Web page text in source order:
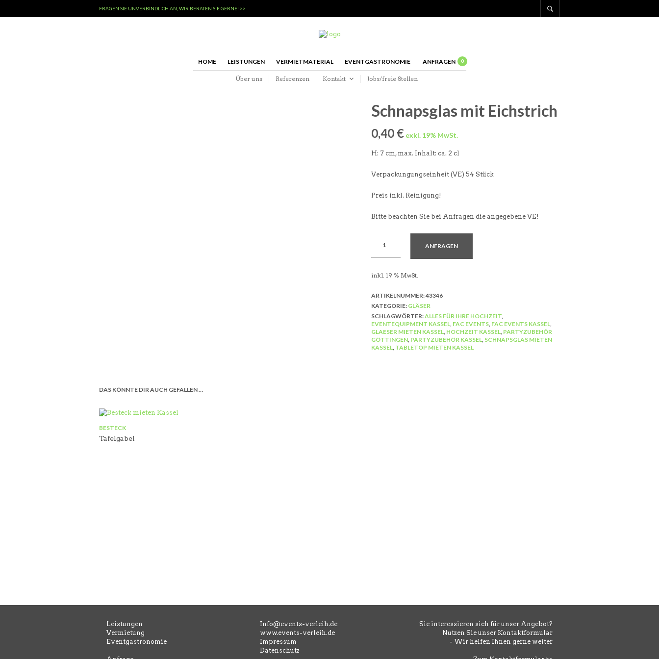
FRAGEN SIE UNVERBINDLICH AN, WIR BERATEN SIE GERNE! >>
HOME LEISTUNGEN VERMIETMATERIAL EVENTGASTRONOMIE ANFRAGEN 0
Über uns Referenzen Kontakt Jobs/freie Stellen
Schnapsglas mit Eichstrich
0,40 €
H: 7 cm, max. Inhalt: ca. 2 cl
Verpackungungseinheit (VE) 54 Stück
Preis inkl. Reinigung!
Bitte beachten Sie bei Anfragen die angegebene VE!
ANFRAGEN
inkl. 19 % MwSt.
ARTIKELNUMMER:43346
KATEGORIE: GLÄSER
SCHLAGWÖRTER:ALLES FÜR IHRE HOCHZEIT,
EVENTEQUIPMENT KASSEL, FAC EVENTS, FAC EVENTS KASSEL,
GLAESER MIETEN KASSEL, HOCHZEIT KASSEL, PARTYZUBEHÖR
GÖTTINGEN, PARTYZUBEHÖR KASSEL, SCHNAPSGLAS MIETEN
KASSEL, TABLETOP MIETEN KASSEL
DAS KÖNNTE DIR AUCH GEFALLEN …
BESTECK
Tafelgabel
Leistungen
Vermietung
Eventgastronomie
Info@events-verleih.de
www.events-verleih.de
Impressum
Datenschutz
Sie interessieren sich für unser Angebot?
Nutzen Sie unser Kontaktformular
- Wir helfen Ihnen gerne weiter